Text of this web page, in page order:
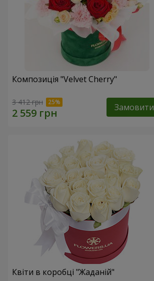
Композиція "Velvet Cherry"
3 412 грн Замовити
Квіти в коробці "Жаданій"